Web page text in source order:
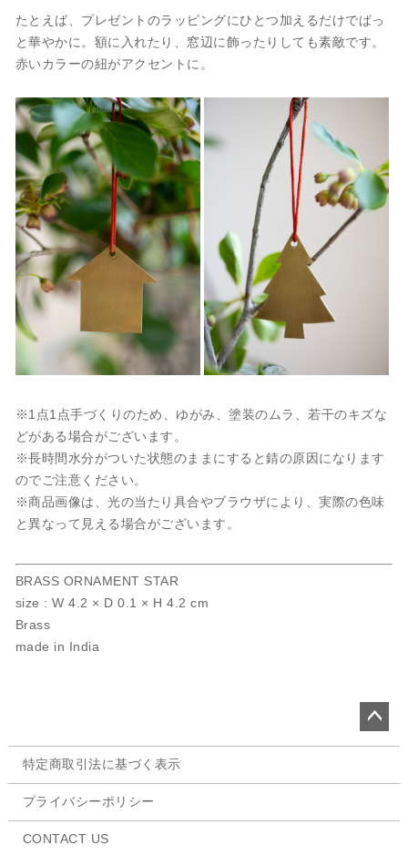
たとえば、プレゼントのラッピングにひとつ加えるだけでぱっ
と華やかに。額に入れたり、窓辺に飾ったりしても素敵です。
赤いカラーの紐がアクセントに。
※1点1点手づくりのため、ゆがみ、塗装のムラ、若干のキズな
どがある場合がございます。
※長時間水分がついた状態のままにすると錆の原因になります
のでご注意ください。
※商品画像は、光の当たり具合やブラウザにより、実際の色味
と異なって見える場合がございます。
BRASS ORNAMENT STAR
size : W 4.2 × D 0.1 × H 4.2 cm
Brass
made in India
ペー
ップ
特定商取引法に基づく表示
プライバシーポリシー
CONTACT US